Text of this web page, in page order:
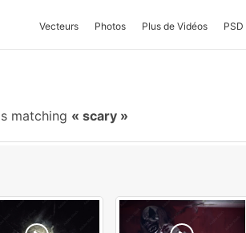
Vecteurs Photos Plus de Vidéos PSD
matching scary